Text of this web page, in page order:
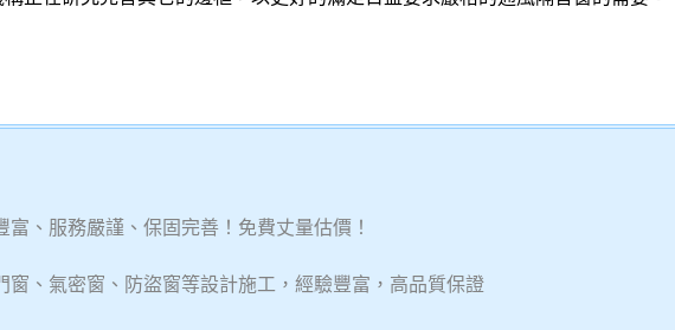
、服務嚴謹、保固完善！免費丈量估價！
窗、氣密窗、防盜窗等設計施工，經驗豐富，高品質保證